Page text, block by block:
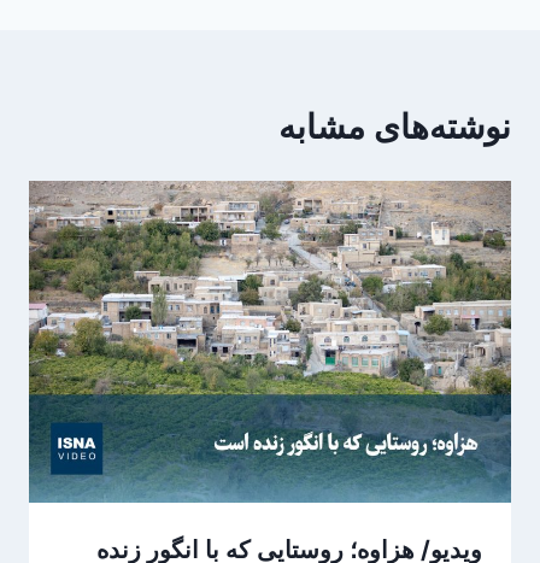
نوشته‌های مشابه
ویدیو/ هزاوه؛ روستایی که با انگور زنده